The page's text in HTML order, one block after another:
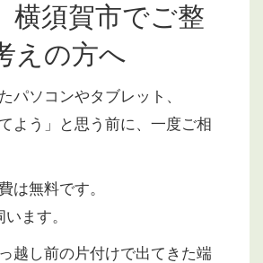
横須賀市でご整
えの方へ
パソコンやタブレット、
よう」と思う前に、一度ご相
は無料です。
ます。
越し前の片付けで出てきた端